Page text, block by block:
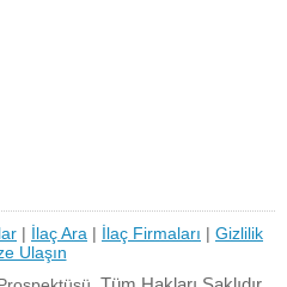
| İlaç Ara | İlaç Firmaları | Gizlilik
Ulaşın